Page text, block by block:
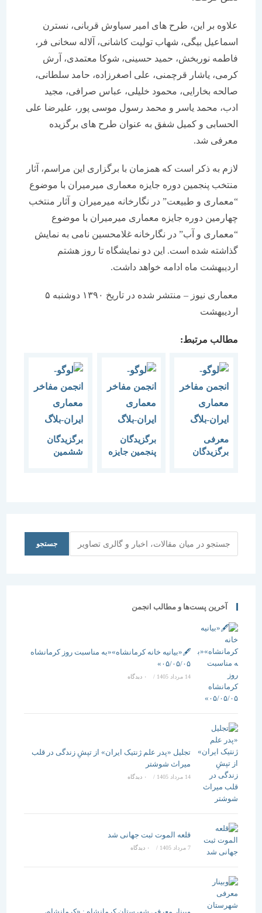
علاوه بر این، طرح های امیر سیاوش قربانی، نسترن
اسماعیل بیگی، شهاب تولیت کاشانی، آلاله سخانی فر،
فاطمه نوربخش، حمید حسینی، شوکا معتمدی، آرش
کرمی، یاشار قرچمنی، علی اصغرزاده، حامد سلطانی،
صالحه بخارایی، محمود خلیلی، عباس صرافی، مجید
ادب، محمد یاسر و محمد رسول موسی پور، علیرضا علی
الحسابی و کمیل شفق به عنوان طرح های برگزیده
معرفی شد.
لازم به ذکر است که همزمان با برگزاری این مراسم، آثار
منتخب پنجمین دوره جایزه معماری میرمیران با موضوع
“معماری و طبیعت” در نگارخانه میرمیران و آثار منتخب
چهارمین دوره جایزه معماری میرمیران با موضوع
“معماری و آب” در نگارخانه غلامحسین نامی به نمایش
گذاشته شده است. این دو نمایشگاه تا روز هشتم
اردیبهشت ماه ادامه خواهد داشت.
معماری نیوز – منتشر شده در تاریخ ۱۳۹۰ دوشنبه ۵
ارديبهشت
مطالب مرتبط:
معرفی
برگزیدگان
برگزیدگان
پنجمین جایزه
ایران معرفی
شدند.
برگزیدگان
ششمین
جستجو
آخرین پست‌ها و مطالب انجمن
🖋️«بیانیه خانه کرمانشاه»«به مناسبت روز کرمانشاه
۰۵/۰۵/۰۵»
/ ۰ دیدگاه
تجلیل «پدر علم ژنتیک ایران» از تپشِ زندگی در قلب
میراث شوشتر
14 مرداد 1405 / ۰ دیدگاه
قلعه الموت ثبت جهانی شد
/ ۰ دیدگاه